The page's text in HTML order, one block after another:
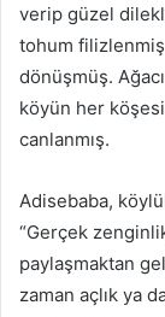
verip güzel
tohum
dönüşmüş.
köyün her
canlanmış.
Adisebaba,
“Gerçek
paylaşmaktan
zaman açlık ya